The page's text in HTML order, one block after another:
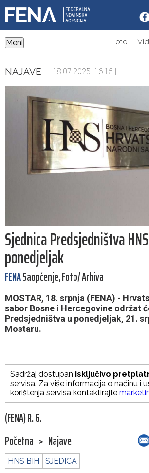
Meni Foto
NAJAVE | 18.07.2025. 16:15 |
Sjednica Predsjedništva
ponedjeljak
FENASaopćenje, Foto/ Arhiva
MOSTAR, 18. srpnja (FENA) -
sabor Bosne i Hercegovine održat
Predsjedništva u ponedjeljak, 21.
Mostaru.
Sadržaj dostupan isključivo
servisa. Za više informacija o načinu i
korištenja servisa kontaktirajte
(FENA) R. G.
Početna > Najave
HNS BIH SJEDICA